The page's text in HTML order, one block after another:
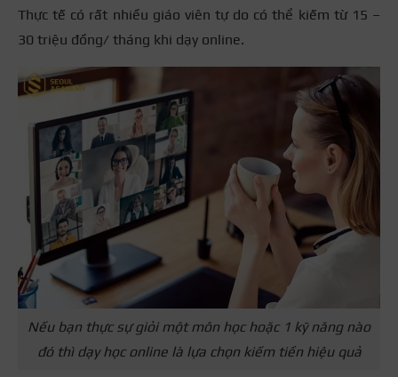
Thực tế có rất nhiều giáo viên tự do có thể kiếm từ 15 –
30 triệu đồng/ tháng khi dạy online.
Nếu bạn thực sự giỏi một môn học hoặc 1 kỹ năng nào
đó thì dạy học online là lựa chọn kiếm tiền hiệu quả